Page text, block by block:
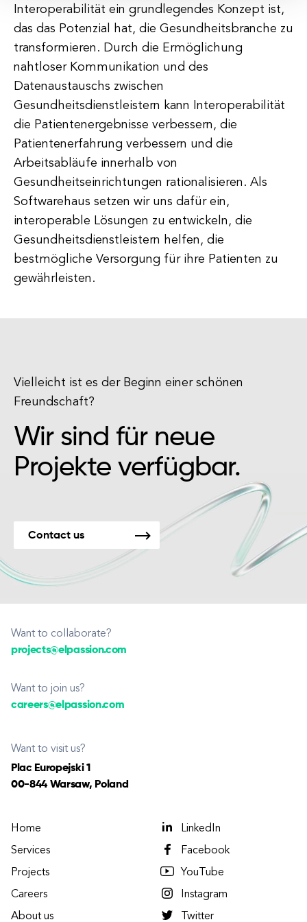
Interoperabilität ein grundlegendes Konzept ist,
das das Potenzial hat, die Gesundheitsbranche zu
transformieren. Durch die Ermöglichung
nahtloser Kommunikation und des
Datenaustauschs zwischen
Gesundheitsdienstleistern kann Interoperabilität
die Patientenergebnisse verbessern, die
Patientenerfahrung verbessern und die
Arbeitsabläufe innerhalb von
Gesundheitseinrichtungen rationalisieren. Als
Softwarehaus setzen wir uns dafür ein,
interoperable Lösungen zu entwickeln, die
Gesundheitsdienstleistern helfen, die
bestmögliche Versorgung für ihre Patienten zu
gewährleisten.
Vielleicht ist es der Beginn einer schönen
Freundschaft?
Wir sind für neue
Projekte verfügbar.
Contact us
Want to collaborate?
projects@elpassion.com
Want to join us?
careers@elpassion.com
Want to visit us?
Plac Europejski 1
00-844 Warsaw, Poland
Home
Services
Projects
Careers
About us
LinkedIn
Facebook
YouTube
Instagram
Twitter